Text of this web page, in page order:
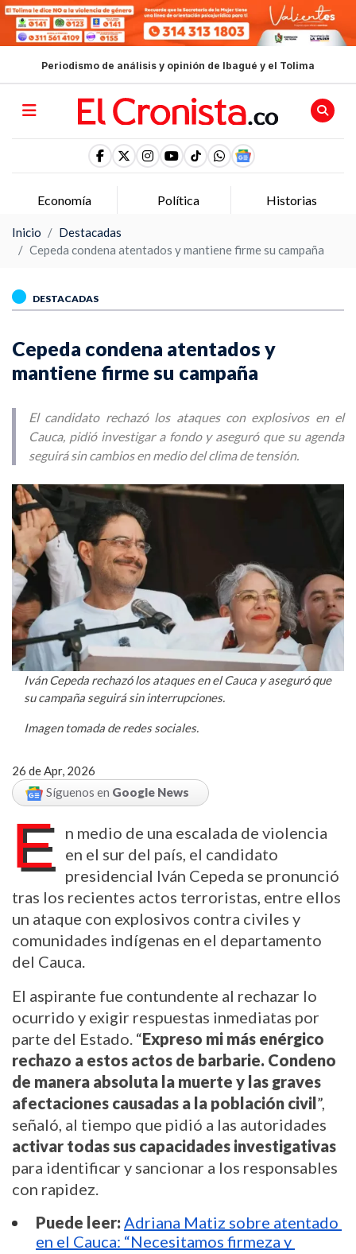
Periodismo de análisis y opinión de Ibagué y el Tolima
Economía Política Historias
Inicio
Destacadas
Cepeda condena atentados y mantiene firme su campaña
DESTACADAS
Cepeda condena atentados y
mantiene firme su campaña
El candidato rechazó los ataques con explosivos en el
Cauca, pidió investigar a fondo y aseguró que su agenda
seguirá sin cambios en medio del clima de tensión.
Iván Cepeda rechazó los ataques en el Cauca y aseguró que
su campaña seguirá sin interrupciones.
Imagen tomada de redes sociales.
26 de Apr, 2026
Síguenos en Google News
E
n medio de una escalada de violencia
en el sur del país, el candidato
presidencial Iván Cepeda se pronunció
tras los recientes actos terroristas, entre ellos
un ataque con explosivos contra civiles y
comunidades indígenas en el departamento
del Cauca.
El aspirante fue contundente al rechazar lo
ocurrido y exigir respuestas inmediatas por
parte del Estado. “Expreso mi más enérgico
rechazo a estos actos de barbarie. Condeno
de manera absoluta la muerte y las graves
afectaciones causadas a la población civil”,
activar todas sus capacidades investigativas
para identificar y sancionar a los responsables
con rapidez.
Puede leer: Adriana Matiz sobre atentado
en el Cauca: “Necesitamos firmeza y